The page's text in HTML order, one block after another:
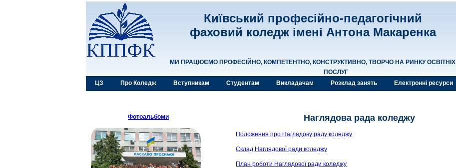
Київський професійно-педагогічний
фаховий коледж імені Антона Макаренка
МИ ПРАЦЮЄМО ПРОФЕСІЙНО, КОМПЕТЕНТНО, КОНСТРУКТИВНО, ТВОРЧО НА РИНКУ ОСВІТНІХ
ПОСЛУГ
ЦЗ
Про Коледж Вступникам Студентам Викладачам Розклад занять Електронні ресурси
Фотоальбоми Наглядова рада коледжу
Положення про Наглядову раду коледжу
Склад Наглядової ради коледжу
План роботи Наглядової ради коледжу